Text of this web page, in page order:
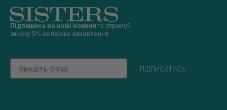
Підпишись на наші новини та отримуй
знижку 5% на перше замовлення
Email
підписатись